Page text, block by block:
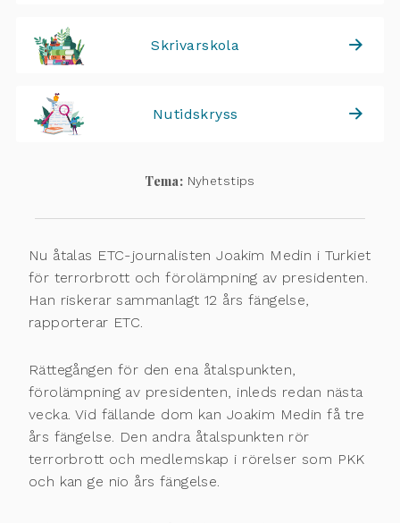
Skrivarskola
Nutidskryss
Tema: Nyhetstips
Nu åtalas ETC-journalisten Joakim Medin i Turkiet
för terrorbrott och förolämpning av presidenten.
Han riskerar sammanlagt 12 års fängelse,
rapporterar ETC.
Rättegången för den ena åtalspunkten,
förolämpning av presidenten, inleds redan nästa
vecka. Vid fällande dom kan Joakim Medin få tre
års fängelse. Den andra åtalspunkten rör
terrorbrott och medlemskap i rörelser som PKK
och kan ge nio års fängelse.